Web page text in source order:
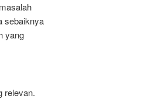
sebaiknya
yang
relevan.